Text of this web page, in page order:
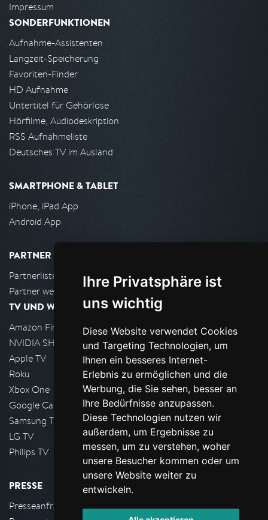
Ihre Privatsphäre ist
uns wichtig
Diese Website verwendet Cookies
und Targeting Technologien, um
Ihnen ein besseres Internet-
Erlebnis zu ermöglichen und die
Werbung, die Sie sehen, besser an
Ihre Bedürfnisse anzupassen.
Diese Technologien nutzen wir
außerdem, um Ergebnisse zu
messen, um zu verstehen, woher
unsere Besucher kommen oder um
unsere Website weiter zu
entwickeln.
Impressum
SONDERFUNKTIONEN
Aufnahme-Assistenten
Langzeit-Speicherung
Favoriten-Finder
HD Aufnahme
Untertitel für Gehörlose
Hörfilme, Audiodeskription
RSS Aufnahmeliste
Deutsches TV im Ausland
SMARTPHONE & TABLET
iPhone, iPad App
Android App
PARTNER
Partnerliste
Partner werden
TV UND WOHNZIMMER
Amazon FireTV
NVIDIA SHIELD, Google TV
Apple TV
Roku
Xbox One
Google Cast
Samsung TV
LG TV
Philips TV
PRESSE
Presseanfrage stellen